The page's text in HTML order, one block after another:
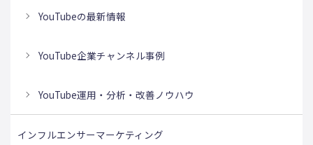
YouTubeの最新情報
YouTube企業チャンネル事例
YouTube運用・分析・改善ノウハウ
インフルエンサーマーケティング